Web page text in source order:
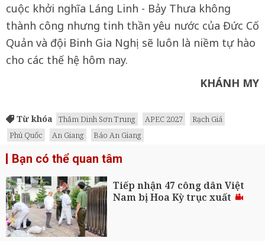
cuộc khởi nghĩa Láng Linh - Bảy Thưa không
thành công nhưng tinh thần yêu nước của Đức Cố
Quản và đội Binh Gia Nghị sẽ luôn là niềm tự hào
cho các thế hệ hôm nay.
KHÁNH MY
Từ khóa Thăm Dinh Sơn Trung APEC 2027
Rạch Giá
Phú Quốc
An Giang Báo An Giang
Bạn có thể quan tâm
Tiếp nhận 47 công dân Việt
Nam bị Hoa Kỳ trục xuất